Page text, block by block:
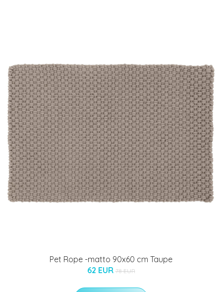
Pet Rope -matto 90x60 cm Taupe
62 EUR 78 EUR